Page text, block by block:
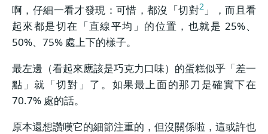
啊，仔細一看才發現：可惜，都沒「切對2 」，而且看
起來都是切在「直線平均」的位置，也就是 25%、
50%、75% 處上下的樣子。
最左邊（看起來應該是巧克力口味）的蛋糕似乎「差一
點」就「切對」了。如果最上面的那刀是確實下在
70.7% 處的話。
原本還想讚嘆它的細節注重的，但沒關係啦，這或許也